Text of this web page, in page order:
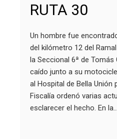
RUTA 30
Un hombre fue
del kilómetro 12 del
la Seccional 6ª de Tomás
caído junto a su
al Hospital de Bella
Fiscalía ordenó varias
esclarecer el hecho. En la…